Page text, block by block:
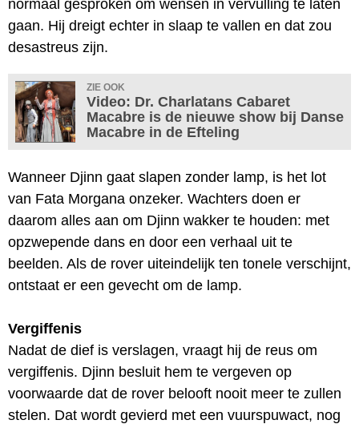
normaal gesproken om wensen in vervulling te laten
gaan. Hij dreigt echter in slaap te vallen en dat zou
desastreus zijn.
ZIE OOK
Video: Dr. Charlatans Cabaret
Macabre is de nieuwe show bij Danse
Macabre in de Efteling
Wanneer Djinn gaat slapen zonder lamp, is het lot
van Fata Morgana onzeker. Wachters doen er
daarom alles aan om Djinn wakker te houden: met
opzwepende dans en door een verhaal uit te
beelden. Als de rover uiteindelijk ten tonele verschijnt,
ontstaat er een gevecht om de lamp.
Vergiffenis
Nadat de dief is verslagen, vraagt hij de reus om
vergiffenis. Djinn besluit hem te vergeven op
voorwaarde dat de rover belooft nooit meer te zullen
stelen. Dat wordt gevierd met een vuurspuwact, nog